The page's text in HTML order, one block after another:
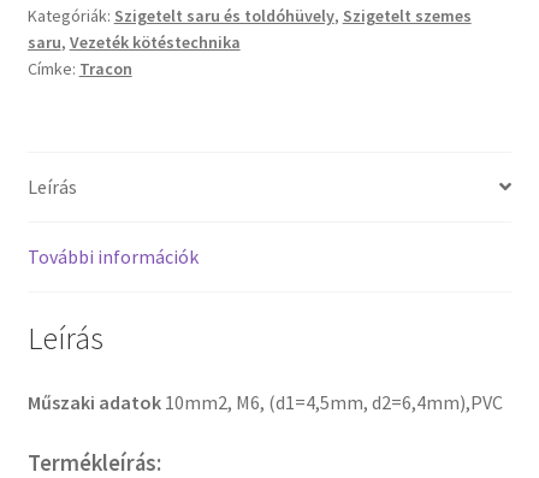
Kategóriák: Szigetelt saru és toldóhüvely, Szigetelt szemes
saru, Vezeték kötéstechnika
Címke: Tracon
Leírás
További információk
Leírás
Műszaki adatok 10mm2, M6, (d1=4,5mm, d2=6,4mm),PVC
Termékleírás: